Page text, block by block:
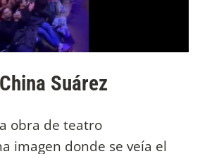
Suárez
obra de teatro
imagen donde se veía el